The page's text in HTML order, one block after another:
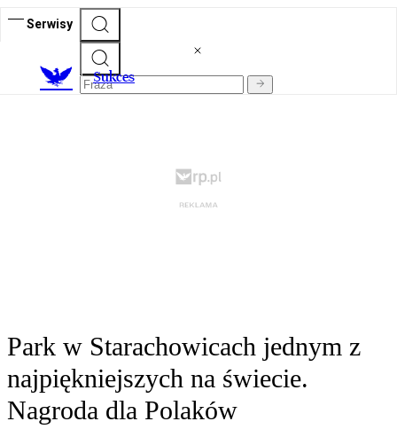
Serwisy
Sukces
Park w Starachowicach jednym z
najpiękniejszych na świecie.
Nagroda dla Polaków